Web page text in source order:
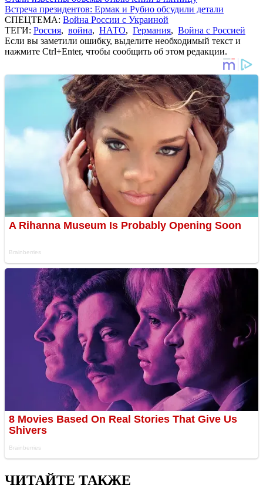
Встреча президентов: Ермак и Рубио обсудили детали
СПЕЦТЕМА: Война России с Украиной
ТЕГИ: Россия, война, НАТО, Германия, Война с Россией
Если вы заметили ошибку, выделите необходимый текст и
нажмите Ctrl+Enter, чтобы сообщить об этом редакции.
ЧИТАЙТЕ ТАКЖЕ